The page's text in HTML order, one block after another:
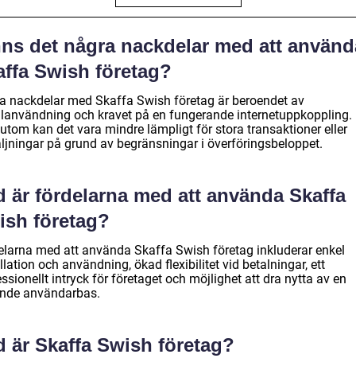
det några nackdelar med att
Swish företag?
nackdelar med Skaffa Swish företag är beroendet av
och kravet på en fungerande internetuppkoppling.
kan det vara mindre lämpligt för stora transaktioner eller
på grund av begränsningar i överföringsbeloppet.
är fördelarna med att använda Skaffa
företag?
med att använda Skaffa Swish företag inkluderar enkel
och användning, ökad flexibilitet vid betalningar, ett
intryck för företaget och möjlighet att dra nytta av en
användarbas.
är Skaffa Swish företag?